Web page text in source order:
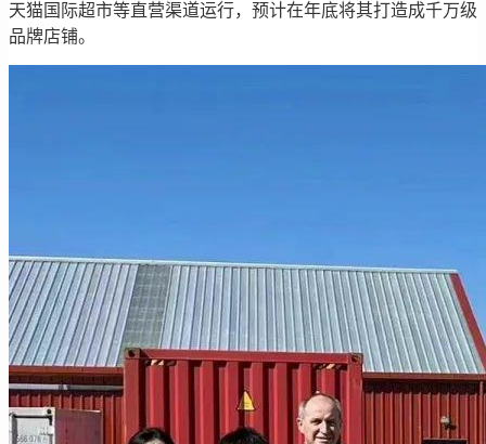
天猫国际超市等直营渠道运行，预计在年底将其打造成千万级
品牌店铺。